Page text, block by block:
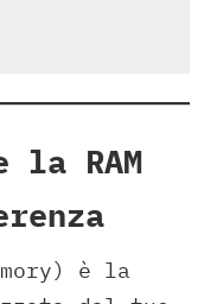
la RAM
è la